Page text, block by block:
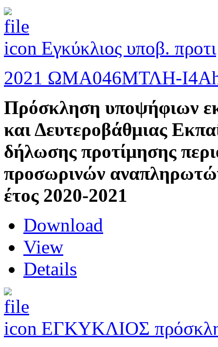
Εγκύκλιος υποβ.
2021 ΩΜΑ046ΜΤΛΗ-Ι4Α
Πρόσκληση υποψήφιων
και Δευτεροβάθμιας
δήλωσης προτίμησης
προσωρινών
έτος 2020-2021
Download
View
Details
ΕΓΚΥΚΛΙΟΣ